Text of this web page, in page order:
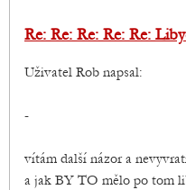
Re: Re: Re: Re: Re:
Uživatel Rob napsal:
-
vítám další názor a
a jak BY TO mělo po tom